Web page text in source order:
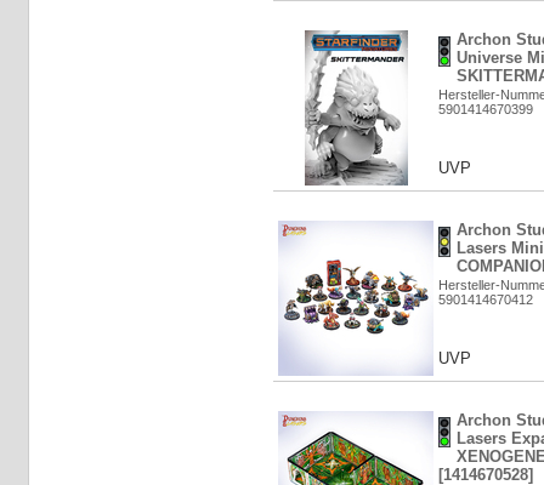
Archon
Universe
Hersteller-
5901414670399
UVP
Archon
Lasers
Hersteller-
5901414670412
UVP
Archon
Lasers
[1414670528]